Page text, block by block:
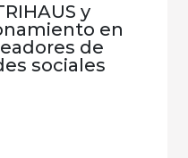
y
en
sociales